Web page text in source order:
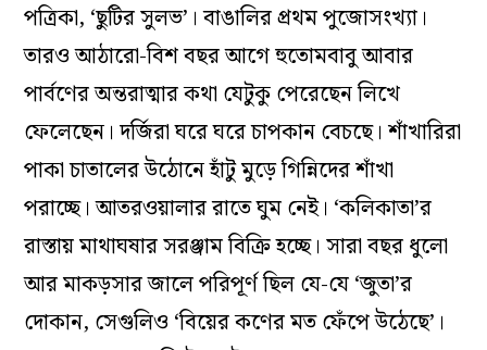
পত্রিকা, ‘ছুটির সুলভ’। বাঙালির প্রথম পুজোসংখ্যা।
তারও আঠারো-বিশ বছর আগে হুতোমবাবু আবার
পার্বণের অন্তরাত্মার কথা যেটুকু পেরেছেন লিখে
ফেলেছেন। দর্জিরা ঘরে ঘরে চাপকান বেচছে। শাঁখারিরা
পাকা চাতালের উঠোনে হাঁটু মুড়ে গিন্নিদের শাঁখা
পরাচ্ছে। আতরওয়ালার রাতে ঘুম নেই। ‘কলিকাতা’র
রাস্তায় মাথাঘষার সরঞ্জাম বিক্রি হচ্ছে। সারা বছর ধুলো
আর মাকড়সার জালে পরিপূর্ণ ছিল যে-যে ‘জুতা’র
দোকান, সেগুলিও ‘বিয়ের কণের মত ফেঁপে উঠেছে’।